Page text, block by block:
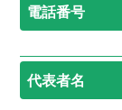
電話番号
代表者名